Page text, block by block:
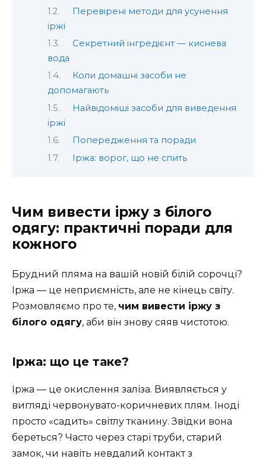
Перевірені методи для усунення
іржі
Секретний інгредієнт — киснева
вода
Коли домашні засоби не
допомагають
Найвідоміші засоби для виведення
іржі
Попередження та поради
Іржа: ворог, що не спить
Чим вивести іржу з білого
одягу: практичні поради для
кожного
Брудний пляма на вашій новій білій сорочці?
Іржа — це неприємність, але не кінець світу.
Розмовляємо про те, чим вивести іржу з
білого одягу, аби він знову сяяв чистотою.
Іржа: що це таке?
Іржа — це окислення заліза. Виявляється у
вигляді червонувато-коричневих плям. Іноді
просто «садить» світлу тканину. Звідки вона
береться? Часто через старі труби, старий
замок, чи навіть невдалий контакт з